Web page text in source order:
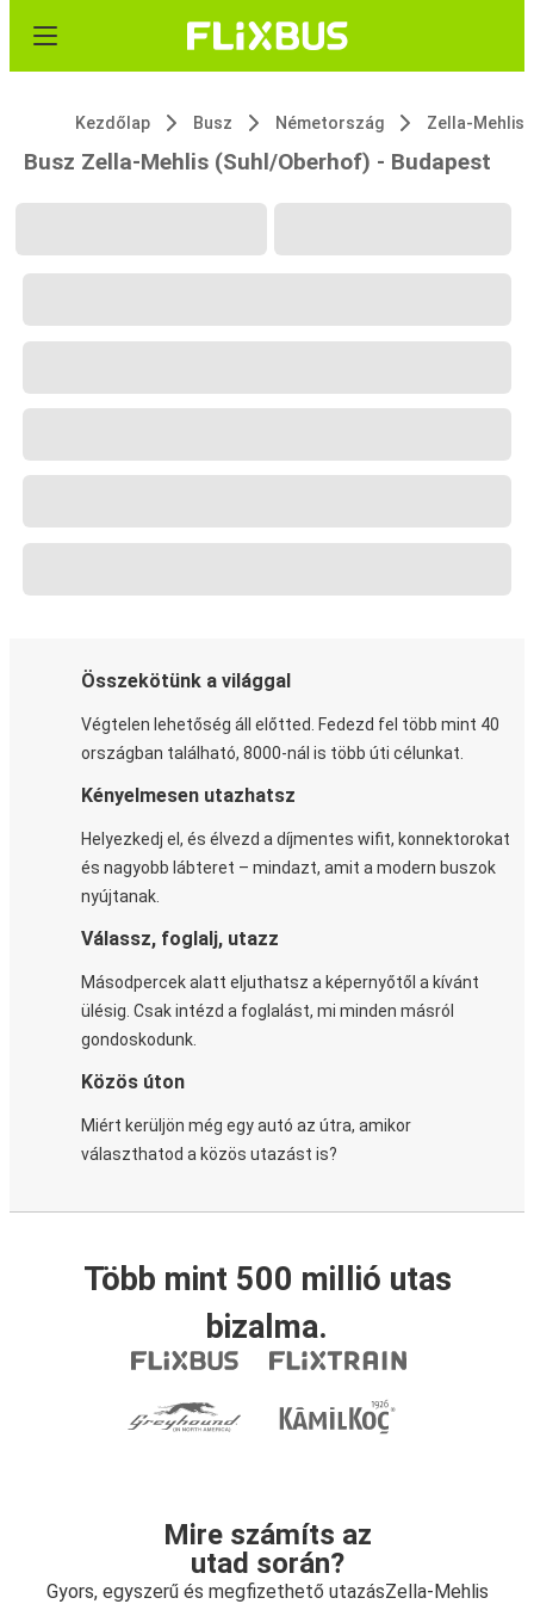
Kezdőlap Busz Németország
Busz Zella-Mehlis (Suhl/Oberhof) - Budapest
Összekötünk a világgal
Végtelen lehetőség áll előtted. Fedezd fel több mint 40
országban található, 8000-nál is több úti célunkat.
Kényelmesen utazhatsz
Helyezkedj el, és élvezd a díjmentes wifit, konnektorokat
és nagyobb lábteret – mindazt, amit a modern buszok
nyújtanak.
Válassz, foglalj, utazz
Másodpercek alatt eljuthatsz a képernyőtől a kívánt
ülésig. Csak intézd a foglalást, mi minden másról
gondoskodunk.
Közös úton
Miért kerüljön még egy autó az útra, amikor
választhatod a közös utazást is?
Több mint 500 millió utas
bizalma.
Mire számíts az
utad során?
Gyors, egyszerű és megfizethető utazásZella-Mehlis